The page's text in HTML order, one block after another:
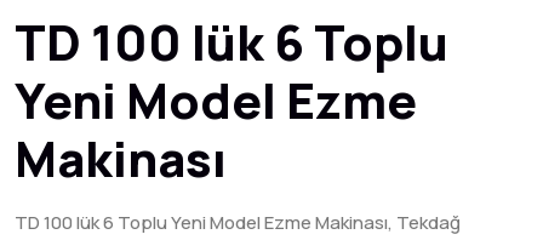
TD 100 lük 6 Toplu
Yeni Model Ezme
Makinası
TD 100 lük 6 Toplu Yeni Model Ezme Makinası, Tekdağ